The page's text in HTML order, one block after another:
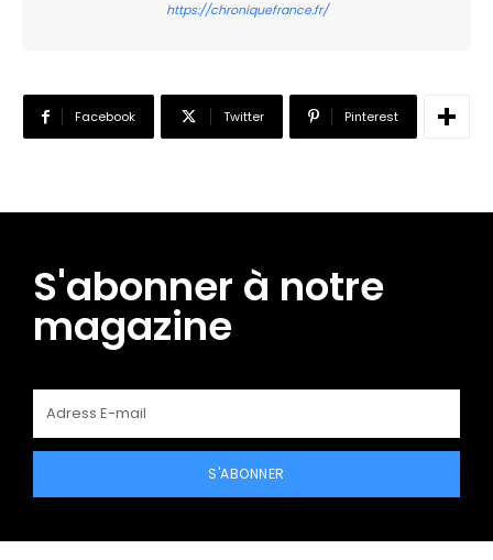
https://chroniquefrance.fr/
Facebook Twitter Pinterest
S'abonner à notre
magazine
S'ABONNER